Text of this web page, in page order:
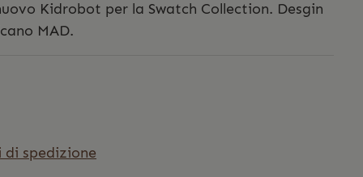
Kidrobot per la Swatch Collection. Desgin
MAD.
di spedizione